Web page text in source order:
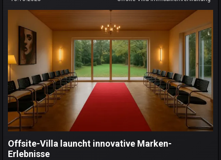
Offsite-Villa launcht innovative Marken-
Erlebnisse